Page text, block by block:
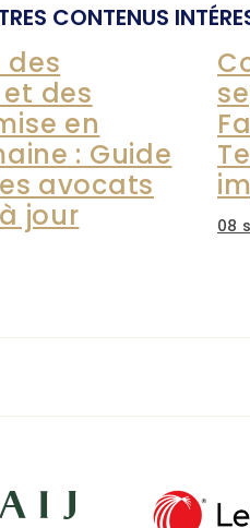
CONTENUS
des
des
en
: Guide
avocats
jour
08